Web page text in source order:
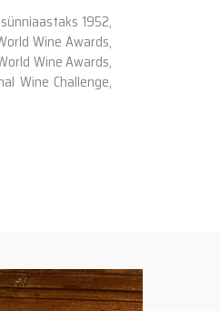
1952,
Wine Awards,
Wine Awards,
Wine Challenge,